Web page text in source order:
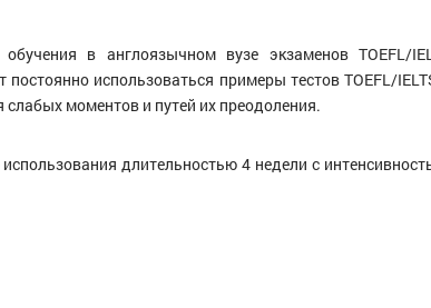
в англоязычном вузе экзаменов TOEFL/
использоваться примеры тестов TOEFL/
моментов и путей их преодоления.
длительностью 4 недели с